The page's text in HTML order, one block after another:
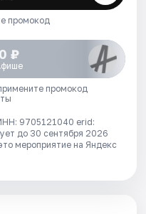
промокод
₽
промокод
9705121040 erid:
до 30 сентября 2026
мероприятие на Яндекс